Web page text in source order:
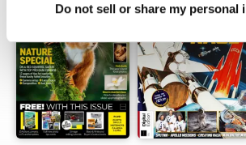
Do not sell or share my personal